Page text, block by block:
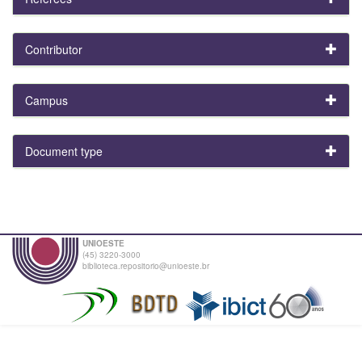
Contributor
Campus
Document type
UNIOESTE
(45) 3220-3000
biblioteca.repositorio@unioeste.br